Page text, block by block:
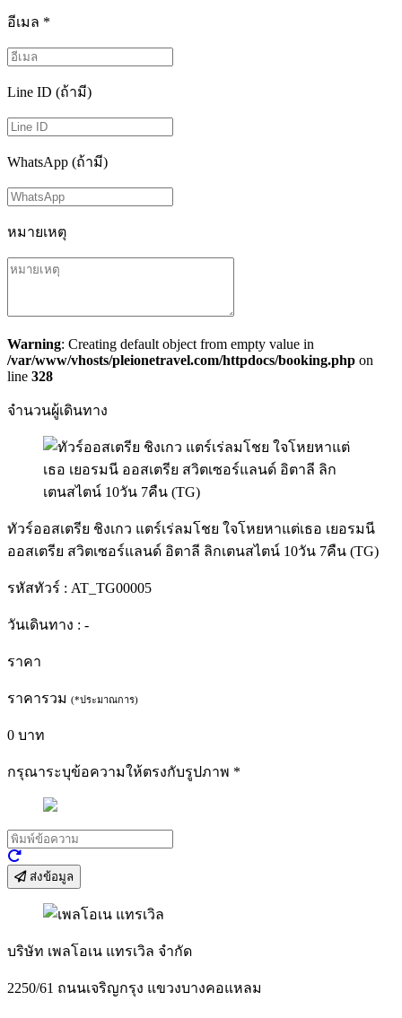
อีเมล *
Line ID (ถ้ามี)
WhatsApp (ถ้ามี)
หมายเหตุ
Warning: Creating default object from empty value in
/var/www/vhosts/pleionetravel.com/httpdocs/booking.php on
line 328
จำนวนผู้เดินทาง
ทัวร์ออสเตรีย ชิงเกว แตร์เร่ลมโชย ใจโหยหาแต่เธอ เยอรมนี
ออสเตรีย สวิตเซอร์แลนด์ อิตาลี ลิกเตนสไตน์ 10วัน 7คืน (TG)
รหัสทัวร์ : AT_TG00005
วันเดินทาง : -
ราคา
ราคารวม (*ประมาณการ)
0 บาท
กรุณาระบุข้อความให้ตรงกับรูปภาพ *
ส่งข้อมูล
บริษัท เพลโอเน แทรเวิล จำกัด
2250/61 ถนนเจริญกรุง แขวงบางคอแหลม